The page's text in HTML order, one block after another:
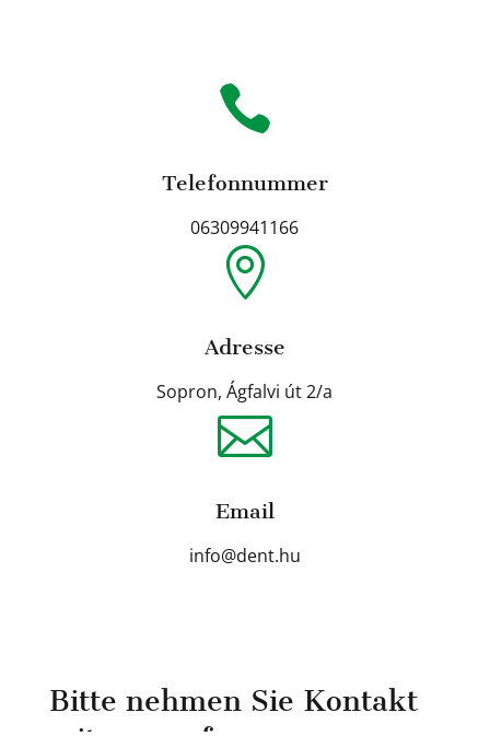

Telefonnummer
06309941166

Adresse
Sopron, Ágfalvi út 2/a

Email
info@dent.hu
Bitte nehmen Sie Kontakt